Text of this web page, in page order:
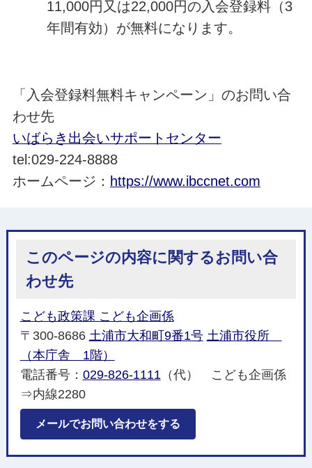
11,000円又は22,000円の入会登録料（3
年間有効）が無料になります。
「入会登録料無料キャンペーン」のお問い合
わせ先
いばらき出会いサポートセンター
tel:029-224-8888
ホームページ： https://www.ibccnet.com
このページの内容に関するお問い合
わせ先
こども政策課 こども企画係
〒300-8686 土浦市大和町9番1号 土浦市役所
（本庁舎 1階）
電話番号： 029-826-1111（代） こども企画係
⇒内線2280
メールでお問い合わせをする